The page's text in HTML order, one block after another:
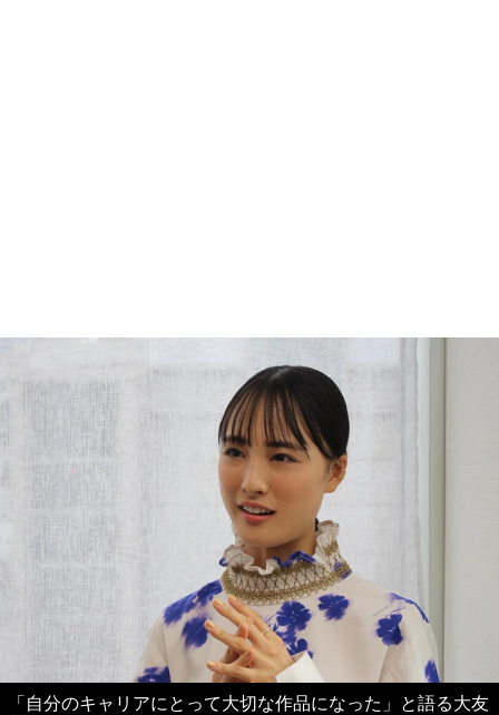
「自分のキャリアにとって大切な作品になった」と語る大友